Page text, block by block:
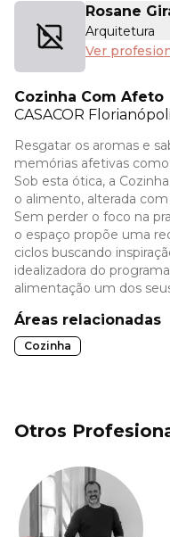
Rosane
Arquitetura
Ver
Cozinha Com Afeto
CASACOR
Resgatar os aromas e
memórias afetivas
Sob esta ótica, a
o alimento, alterada
Sem perder o foco na
o espaço propõe uma
ciclos buscando
idealizadora do
alimentação um dos
Áreas relacionadas
Cozinha
Otros